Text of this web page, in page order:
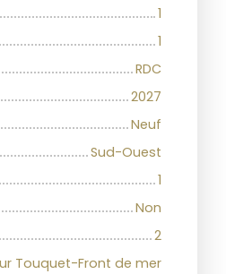
1
1
RDC
2027
Neuf
Sud-Ouest
1
Non
2
Touquet-Front de mer